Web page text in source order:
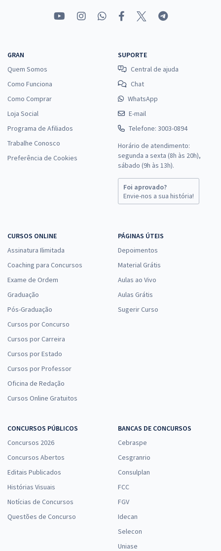
GRAN
Quem Somos
Como Funciona
Como Comprar
Loja Social
Programa de Afiliados
Trabalhe Conosco
Preferência de Cookies
SUPORTE
Central de ajuda
Chat
WhatsApp
E-mail
Telefone: 3003-0894
Horário de atendimento:
segunda a sexta (8h às 20h),
sábado (9h às 13h).
Foi aprovado?
Envie-nos a sua história!
CURSOS ONLINE
Assinatura Ilimitada
Coaching para Concursos
Exame de Ordem
Graduação
Pós-Graduação
Cursos por Concurso
Cursos por Carreira
Cursos por Estado
Cursos por Professor
Oficina de Redação
Cursos Online Gratuitos
PÁGINAS ÚTEIS
Depoimentos
Material Grátis
Aulas ao Vivo
Aulas Grátis
Sugerir Curso
CONCURSOS PÚBLICOS
Concursos 2026
Concursos Abertos
Editais Publicados
Histórias Visuais
Notícias de Concursos
Questões de Concurso
BANCAS DE CONCURSOS
Cebraspe
Cesgranrio
Consulplan
FCC
FGV
Idecan
Selecon
Uniase